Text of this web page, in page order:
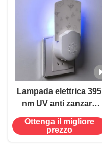
Lampada elettrica 395
nm UV anti zanzara
uccidente insetti
volanti
Ottenga il migliore
prezzo